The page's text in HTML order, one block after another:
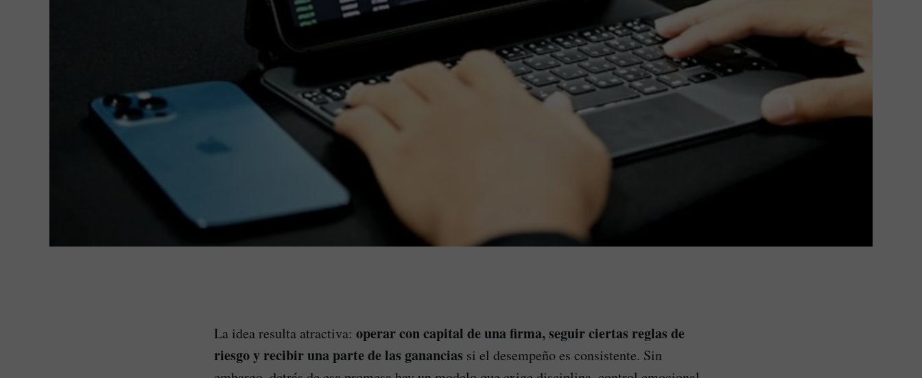
La idea resulta atractiva: operar con capital de una firma, seguir ciertas reglas de
riesgo y recibir una parte de las ganancias si el desempeño es consistente. Sin